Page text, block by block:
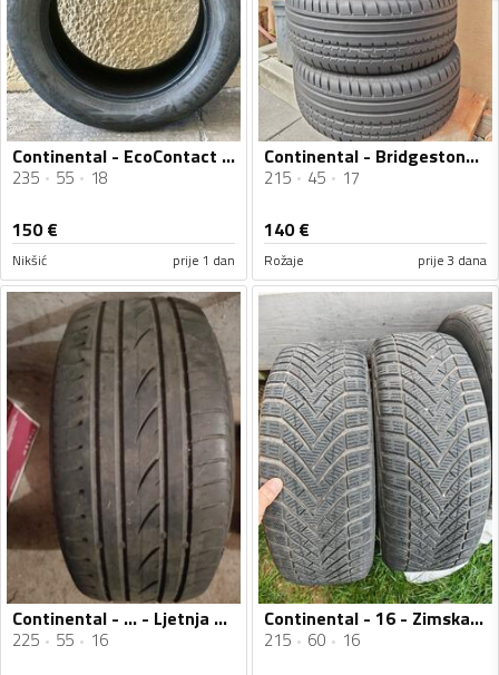
Continental - EcoContact - Ljetnja guma
235 55 18
150€
Nikšić prije 1 dan
Continental - Bridgestone 17" i Continental 18" - Ljetnja guma
215 45 17
140€
Rožaje prije 3 dana
Continental - ... - Ljetnja guma
225 55 16
Continental - 16 - Zimska guma
215 60 16